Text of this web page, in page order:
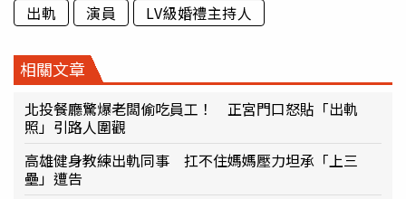
出軌 演員 LV級婚禮主持人
相關文章
北投餐廳驚爆老闆偷吃員工！ 正宮門口怒貼「出軌
照」引路人圍觀
高雄健身教練出軌同事 扛不住媽媽壓力坦承「上三
壘」遭告